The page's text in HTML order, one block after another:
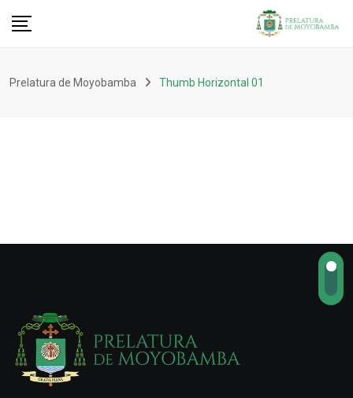
Prelatura de Moyobamba Thumb Horizontal 01